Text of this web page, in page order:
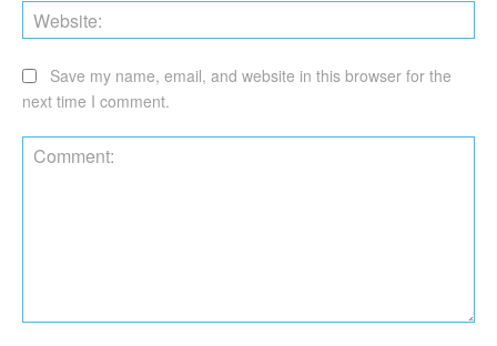
Save my name, email, and website in this browser for the
next time I comment.